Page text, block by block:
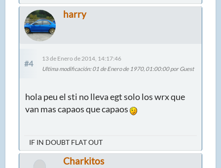
harry
#4
13 de Enero de 2014, 14:17:46
Ultima modificación: 01 de Enero de 1970, 01:00:00 por Guest
hola peu el sti no lleva egt solo los wrx que
van mas capaos que capaos
IF IN DOUBT FLAT OUT
Charkitos